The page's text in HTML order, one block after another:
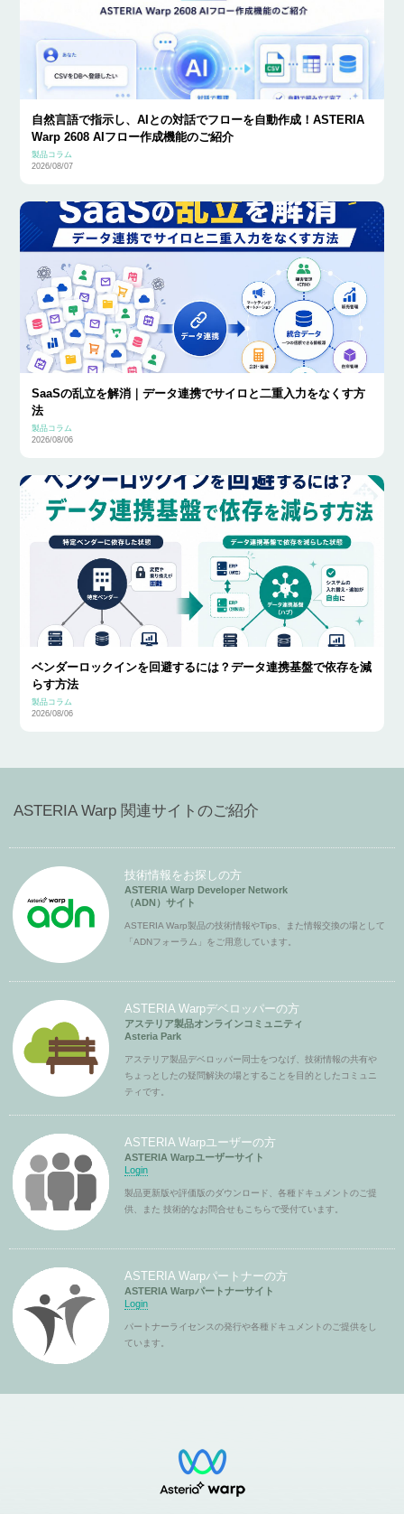
自然言語で指示し、AIとの対話でフローを自動作成！ASTERIA
Warp 2608 AIフロー作成機能のご紹介
製品コラム
2026/08/07
SaaSの乱立を解消｜データ連携でサイロと二重入力をなくす方
法
製品コラム
2026/08/06
ベンダーロックインを回避するには？データ連携基盤で依存を減
らす方法
製品コラム
2026/08/06
ASTERIA Warp 関連サイトのご紹介
技術情報をお探しの方
ASTERIA Warp Developer Network
（ADN）サイト
ASTERIA Warp製品の技術情報やTips、また情報交換の場として
「ADNフォーラム」をご用意しています。
ASTERIA Warpデベロッパーの方
アステリア製品オンラインコミュニティ
Asteria Park
アステリア製品デベロッパー同士をつなげ、技術情報の共有や
ちょっとしたの疑問解決の場とすることを目的としたコミュニ
ティです。
ASTERIA Warpユーザーの方
ASTERIA Warpユーザーサイト
Login
製品更新版や評価版のダウンロード、各種ドキュメントのご提
供、また 技術的なお問合せもこちらで受付ています。
ASTERIA Warpパートナーの方
ASTERIA Warpパートナーサイト
Login
パートナーライセンスの発行や各種ドキュメントのご提供をし
ています。